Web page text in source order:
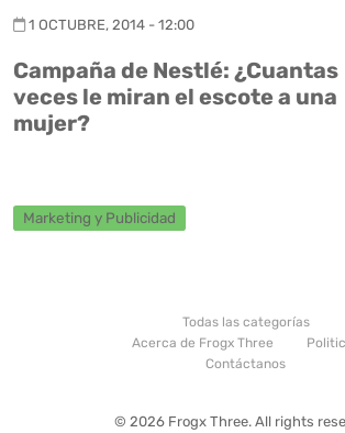
1 OCTUBRE, 2014 - 12:00
Campaña de Nestlé: ¿Cuantas
veces le miran el escote a una
mujer?
Marketing y Publicidad
Todas las categorías
Acerca de Frogx Three
Contáctanos
© 2026 Frogx Three. All rights